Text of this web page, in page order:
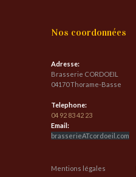
Nos coordonnées
Adresse:
Brasserie CORDOEIL
04170 Thorame-Basse
Telephone:
04 92 83 42 23
Email:
brasserieATcordoeil.com
Mentions légales